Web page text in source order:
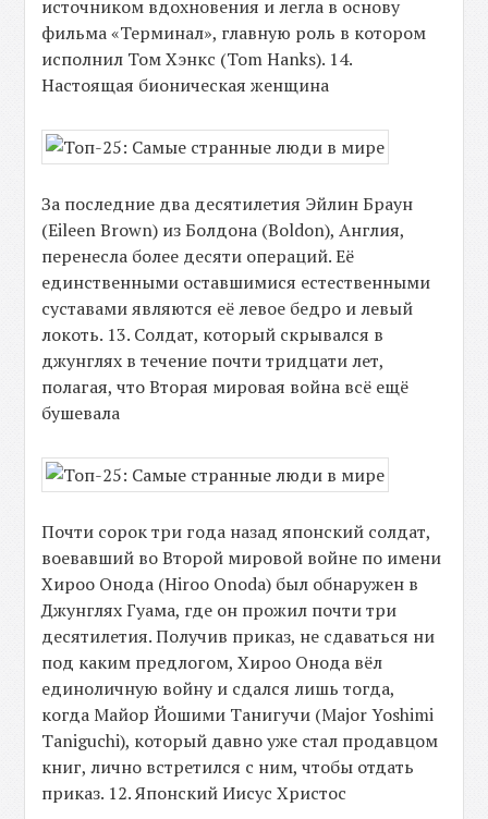
источником вдохновения и легла в основу
фильма «Терминал», главную роль в котором
исполнил Том Хэнкс (Tom Hanks). 14.
Настоящая бионическая женщина
За последние два десятилетия Эйлин Браун
(Eileen Brown) из Болдона (Boldon), Англия,
перенесла более десяти операций. Её
единственными оставшимися естественными
суставами являются её левое бедро и левый
локоть. 13. Солдат, который скрывался в
джунглях в течение почти тридцати лет,
полагая, что Вторая мировая война всё ещё
бушевала
Почти сорок три года назад японский солдат,
воевавший во Второй мировой войне по имени
Хироо Онода (Hiroo Onoda) был обнаружен в
Джунглях Гуама, где он прожил почти три
десятилетия. Получив приказ, не сдаваться ни
под каким предлогом, Хироо Онода вёл
единоличную войну и сдался лишь тогда,
когда Майор Йошими Танигучи (Major Yoshimi
Taniguchi), который давно уже стал продавцом
книг, лично встретился с ним, чтобы отдать
приказ. 12. Японский Иисус Христос